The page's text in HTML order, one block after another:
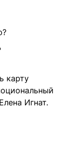
карту
Игнат.